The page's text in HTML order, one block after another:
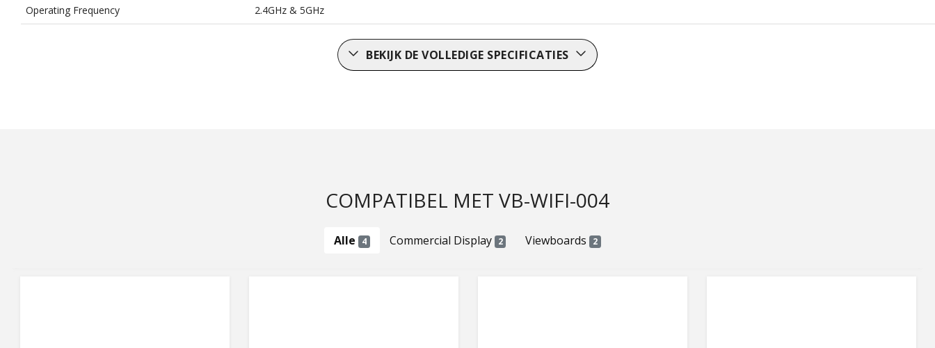
Operating Frequency 2.4GHz & 5GHz
BEKIJK DE VOLLEDIGE SPECIFICATIES
COMPATIBEL MET VB-WIFI-004
Alle 4 Commercial Display 2 Viewboards 2